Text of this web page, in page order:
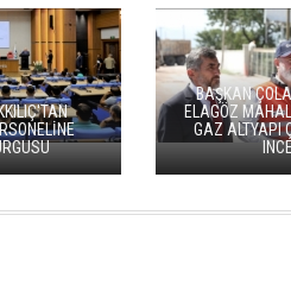
KAYSERI’DE UZMANINDAN
HAVA UYARISI